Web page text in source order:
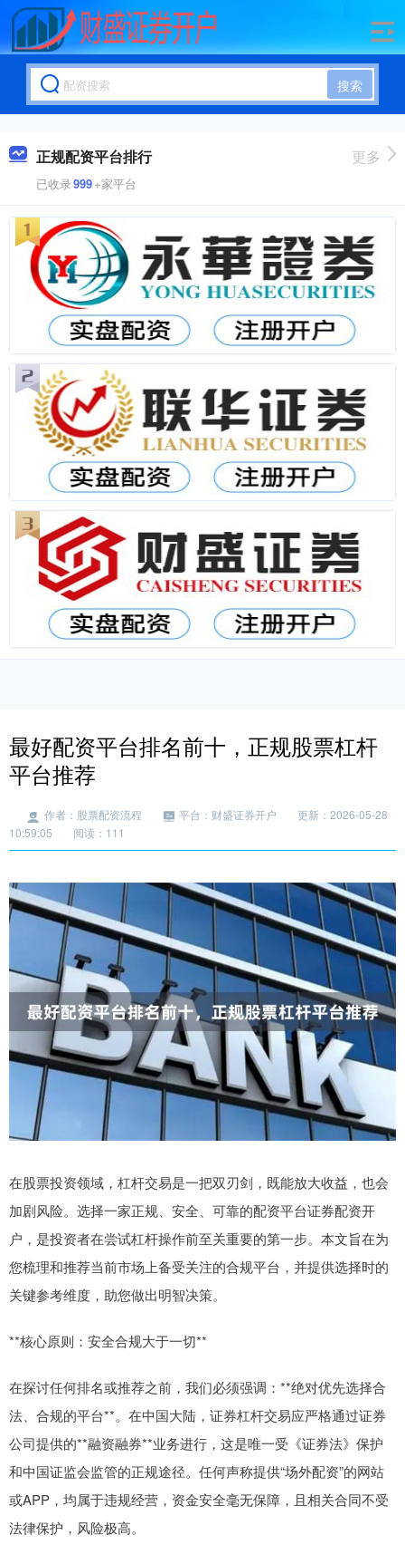
搜索
正规配资平台排行
已收录999+家平台
更多
最好配资平台排名前十，正规股票杠杆
平台推荐
作者：股票配资流程 平台：财盛证券开户
更新：2026-05-28
10:59:05
阅读：111
在股票投资领域，杠杆交易是一把双刃剑，既能放大收益，也会
加剧风险。选择一家正规、安全、可靠的配资平台证券配资开
户，是投资者在尝试杠杆操作前至关重要的第一步。本文旨在为
您梳理和推荐当前市场上备受关注的合规平台，并提供选择时的
关键参考维度，助您做出明智决策。
**核心原则：安全合规大于一切**
在探讨任何排名或推荐之前，我们必须强调：**绝对优先选择合
法、合规的平台**。在中国大陆，证券杠杆交易应严格通过证券
公司提供的**融资融券**业务进行，这是唯一受《证券法》保护
和中国证监会监管的正规途径。任何声称提供“场外配资”的网站
或APP，均属于违规经营，资金安全毫无保障，且相关合同不受
法律保护，风险极高。